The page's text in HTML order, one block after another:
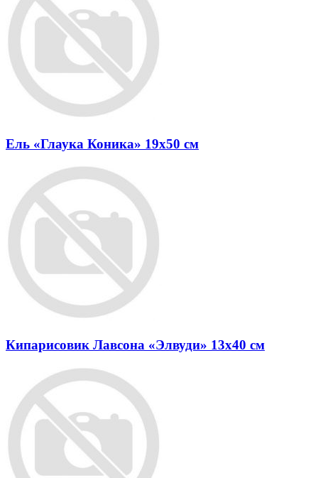
Ель «Глаука Коника» 19x50 см
Кипарисовик Лавсона «Элвуди» 13x40 см